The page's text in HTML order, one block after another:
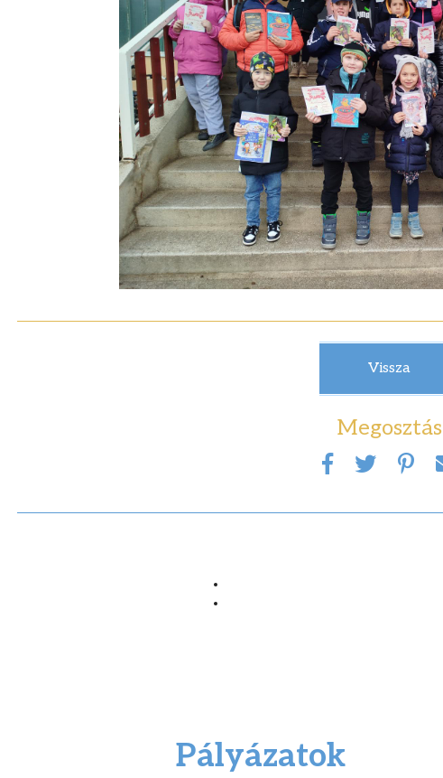
Biztonságban az
interneten – Ismerd meg
az Internet Hotline
jogsegélyszolgálat
Étkezés
2026. január 01. 12:36
A háromszori étkezés díja 1136 Ft, az
ebéd díja 688 Ft.
Vissza
Megosztás
Pályázatok